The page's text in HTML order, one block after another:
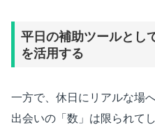
平日の補助ツールとし
を活用する
一方で、休日にリアルな場
出会いの「数」は限られてし